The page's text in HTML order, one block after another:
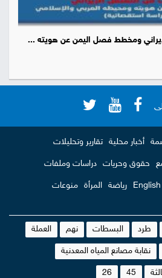
أخبار محلية تقارير وتحليلات
حقوق وحريات دراسات وملفات
English رياضة المرأة منوعات
طرد البسطات نهم العملة
نقابة مصانع المياه المعدنية
45
26